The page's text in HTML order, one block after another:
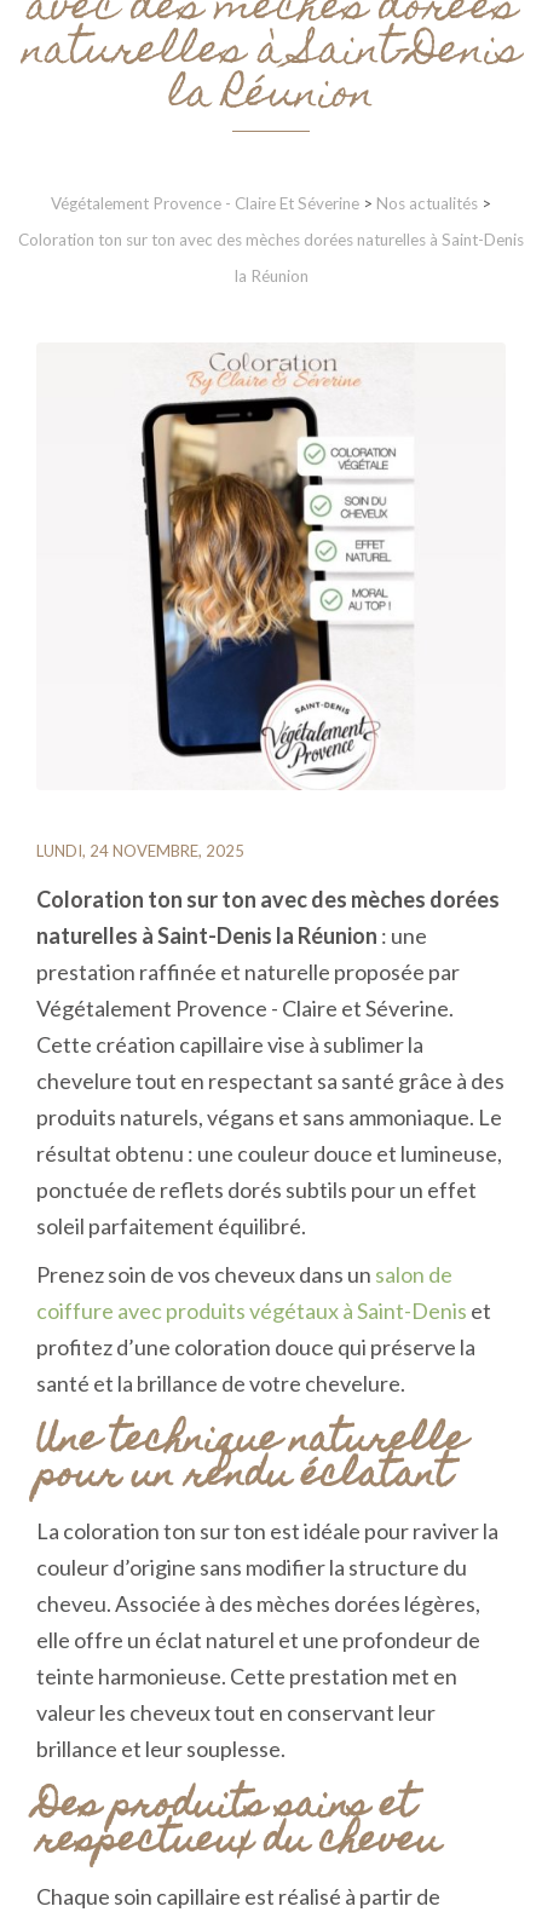
naturelles à Saint-Denis
la Réunion
Végétalement Provence - Claire Et Séverine > Nos actualités >
Coloration ton sur ton avec des mèches dorées naturelles à Saint-Denis
la Réunion
LUNDI, 24 NOVEMBRE, 2025
Coloration ton sur ton avec des mèches dorées
naturelles à Saint-Denis la Réunion : une
prestation raffinée et naturelle proposée par
Végétalement Provence - Claire et Séverine.
Cette création capillaire vise à sublimer la
chevelure tout en respectant sa santé grâce à des
produits naturels, végans et sans ammoniaque. Le
résultat obtenu : une couleur douce et lumineuse,
ponctuée de reflets dorés subtils pour un effet
soleil parfaitement équilibré.
Prenez soin de vos cheveux dans un salon de
coiffure avec produits végétaux à Saint-Denis et
profitez d’une coloration douce qui préserve la
santé et la brillance de votre chevelure.
Une technique naturelle
pour un rendu éclatant
La coloration ton sur ton est idéale pour raviver la
couleur d’origine sans modifier la structure du
cheveu. Associée à des mèches dorées légères,
elle offre un éclat naturel et une profondeur de
teinte harmonieuse. Cette prestation met en
valeur les cheveux tout en conservant leur
brillance et leur souplesse.
Des produits sains et
respectueux du cheveu
Chaque soin capillaire est réalisé à partir de